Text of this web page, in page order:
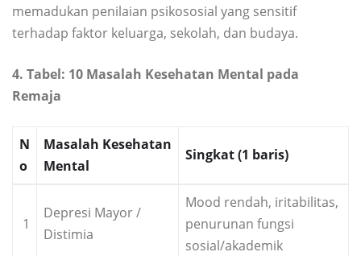
memadukan penilaian psikososial yang sensitif
terhadap faktor keluarga, sekolah, dan budaya.
4. Tabel: 10 Masalah Kesehatan Mental pada
Remaja
N
o
Masalah Kesehatan
Mental
Singkat (1 baris)
1
Depresi Mayor /
Distimia
Mood rendah, iritabilitas,
penurunan fungsi
sosial/akademik